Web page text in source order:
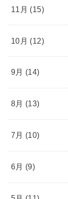
11月 (15)
10月 (12)
9月 (14)
8月 (13)
7月 (10)
6月 (9)